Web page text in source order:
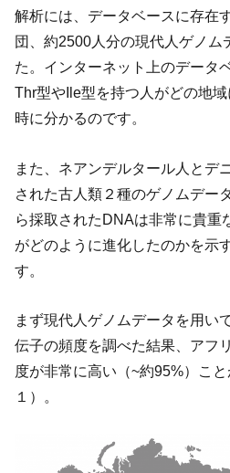
解析には、データベースに存在
団、約2500人分の現代人ゲノム
た。インターネット上のデータ
Thr型やIle型を持つ人がどの地
時に分かるのです。
また、ネアンデルタール人とデ
された古人類２種のゲノムデー
ら採取されたDNAは非常に貴重
がどのように進化したのかを示
す。
まず現代人ゲノムデータを用い
伝子の頻度を調べた結果、アフ
度が非常に高い（~約95%）こ
１）。